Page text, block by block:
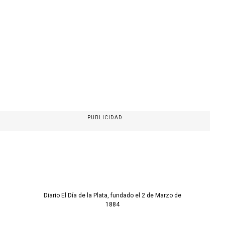
PUBLICIDAD
Diario El Día de la Plata, fundado el 2 de Marzo de
1884